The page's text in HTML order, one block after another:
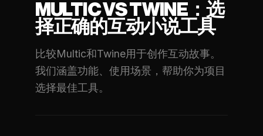
MULTIC VS TWINE：选
择正确的互动小说工具
比较Multic和Twine用于创作互动故事。
我们涵盖功能、使用场景，帮助你为项目
选择最佳工具。